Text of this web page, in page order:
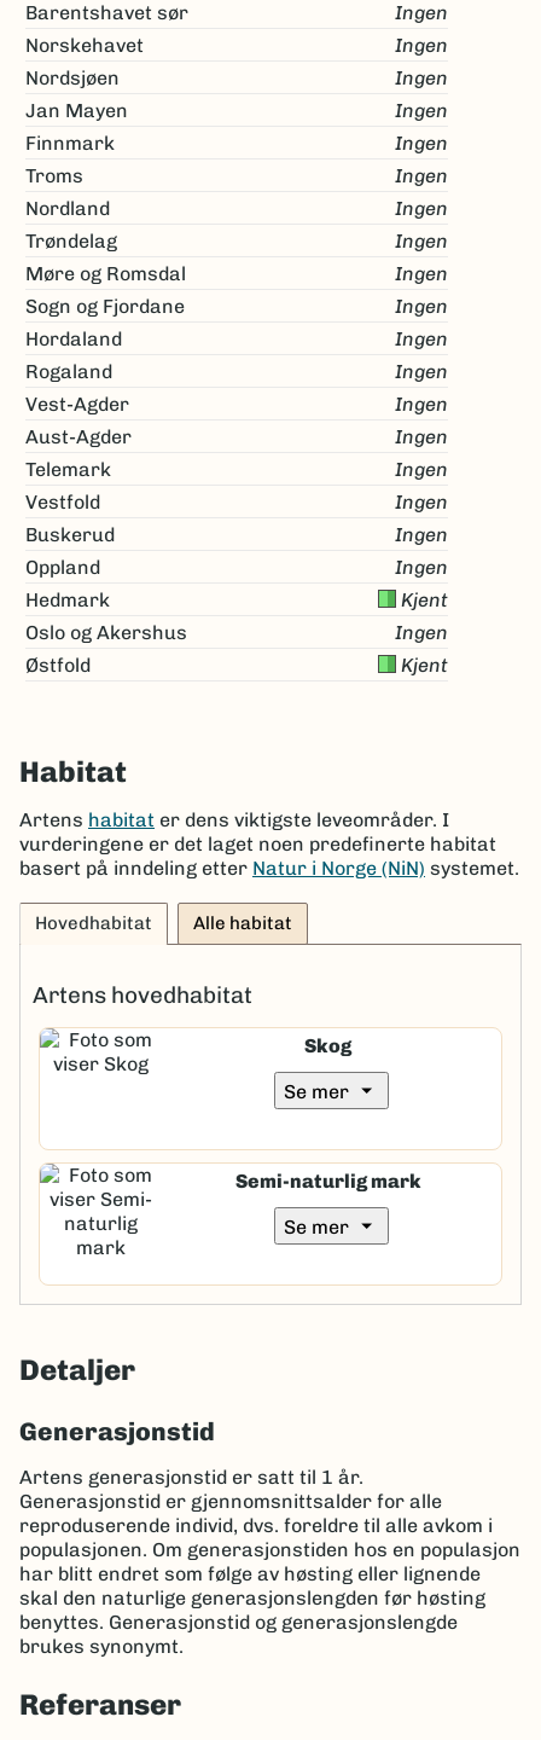
Barentshavet sør
Ingen
Norskehavet
Ingen
Nordsjøen
Ingen
Jan Mayen
Ingen
Finnmark
Ingen
Troms
Ingen
Nordland
Ingen
Trøndelag
Ingen
Møre og Romsdal
Ingen
Sogn og Fjordane
Ingen
Hordaland
Ingen
Rogaland
Ingen
Vest-Agder
Ingen
Aust-Agder
Ingen
Telemark
Ingen
Vestfold
Ingen
Buskerud
Ingen
Oppland
Ingen
Hedmark
Kjent
Oslo og Akershus
Ingen
Østfold
Kjent
Habitat
Artens habitat er dens viktigste leveområder. I
vurderingene er det laget noen predefinerte habitat
basert på inndeling etter Natur i Norge (NiN) systemet.
Hovedhabitat Alle habitat
Artens hovedhabitat
Skog
Se mer arrow_drop_down
Semi-naturlig mark
Se mer arrow_drop_down
Detaljer
Generasjonstid
Artens generasjonstid er satt til 1 år.
Generasjonstid er gjennomsnittsalder for alle
reproduserende individ, dvs. foreldre til alle avkom i
populasjonen. Om generasjonstiden hos en populasjon
har blitt endret som følge av høsting eller lignende
skal den naturlige generasjonslengden før høsting
benyttes. Generasjonstid og generasjonslengde
brukes synonymt.
Referanser